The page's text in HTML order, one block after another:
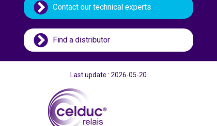
Contact our technical experts
Find a distributor
Last update : 2026-05-20